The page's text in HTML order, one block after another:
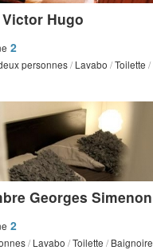
Hugo
2
personnes/ Lavabo /Toilette /
Georges Simenon
2
/ Lavabo /Toilette / Baignoire